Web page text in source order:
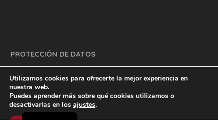
PROTECCIÓN DE DATOS
inventtatte es Marketing Online Sevilla
Utilizamos cookies para ofrecerte la mejor experiencia en
nuestra web.
Puedes aprender más sobre qué cookies utilizamos o
desactivarlas en los ajustes.
English